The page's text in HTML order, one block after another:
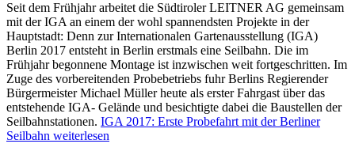
Seit dem Frühjahr arbeitet die Südtiroler LEITNER AG gemeinsam
mit der IGA an einem der wohl spannendsten Projekte in der
Hauptstadt: Denn zur Internationalen Gartenausstellung (IGA)
Berlin 2017 entsteht in Berlin erstmals eine Seilbahn. Die im
Frühjahr begonnene Montage ist inzwischen weit fortgeschritten. Im
Zuge des vorbereitenden Probebetriebs fuhr Berlins Regierender
Bürgermeister Michael Müller heute als erster Fahrgast über das
entstehende IGA- Gelände und besichtigte dabei die Baustellen der
Seilbahnstationen. IGA 2017: Erste Probefahrt mit der Berliner
Seilbahn weiterlesen